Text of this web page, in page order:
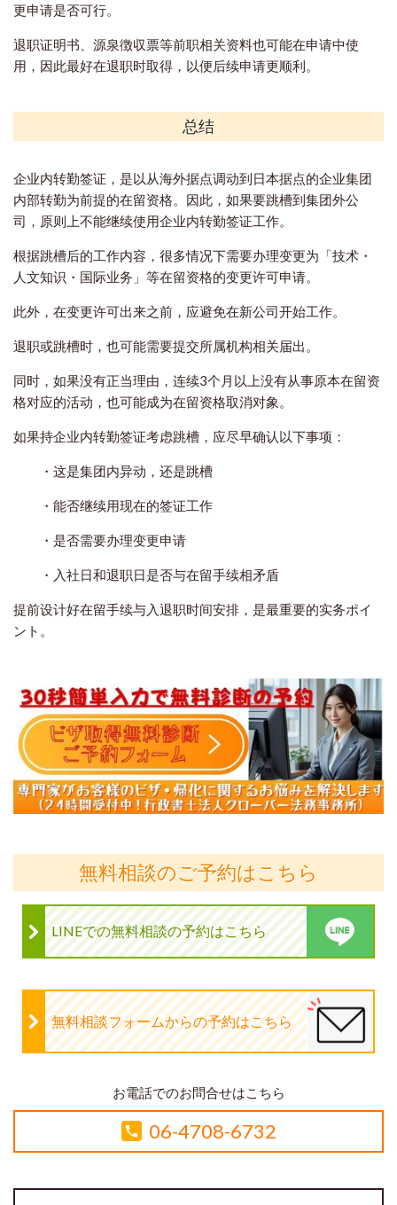
更申请是否可行。
退职证明书、源泉徴収票等前职相关资料也可能在申请中使
用，因此最好在退职时取得，以便后续申请更顺利。
总结
企业内转勤签证，是以从海外据点调动到日本据点的企业集团
内部转勤为前提的在留资格。因此，如果要跳槽到集团外公
司，原则上不能继续使用企业内转勤签证工作。
根据跳槽后的工作内容，很多情况下需要办理变更为「技术・
人文知识・国际业务」等在留资格的变更许可申请。
此外，在变更许可出来之前，应避免在新公司开始工作。
退职或跳槽时，也可能需要提交所属机构相关届出。
同时，如果没有正当理由，连续3个月以上没有从事原本在留资
格对应的活动，也可能成为在留资格取消对象。
如果持企业内转勤签证考虑跳槽，应尽早确认以下事项：
・这是集团内异动，还是跳槽
・能否继续用现在的签证工作
・是否需要办理变更申请
・入社日和退职日是否与在留手续相矛盾
提前设计好在留手续与入退职时间安排，是最重要的实务ポイ
ント。
無料相談のご予約はこちら
LINEでの無料相談の予約はこちら
無料相談フォームからの予約はこちら
お電話でのお問合せはこちら
06-4708-6732